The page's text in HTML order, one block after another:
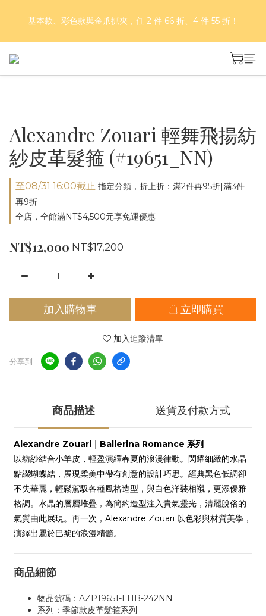
折，滿五件享7折！
基本款、彩色款與金爪抓夾，任 2 件 66 折、4 件 55 折！
好評再延長！夏日年中慶 part II｜正價商品 8 折，滿三件享75
Alexandre Zouari 輕舞飛揚紡
紗皮革髮箍 (#19651_NN)
至08/31 16:00截止 指定分類，折上折：滿2件再95折|滿3件
再9折
全店，全館滿NT$4,500元享免運優惠
NT$12,000 NT$17,200
加入購物車 立即購買
加入追蹤清單
分享到
商品描述 送貨及付款方式
Alexandre Zouari｜Ballerina Romance 系列
以紡紗結合小羊皮，輕盈演繹春夏的浪漫律動。閃耀細緻的水晶
點綴蝴蝶結，展現柔美中帶有創意的設計巧思。經典黑色低調卻
不失華麗，輕鬆駕馭各種風格造型，與白色洋裝相襯，更添優雅
格調。水晶的層層堆疊，為簡約造型注入貴氣靈光，清麗脫俗的
氣質由此展現。再一次，Alexandre Zouari 以色彩與材質美學，
演繹出屬於巴黎的浪漫精髓。
商品細節
物品號碼：AZP19651-LHB-242NN
系列：季節款皮革髮箍系列